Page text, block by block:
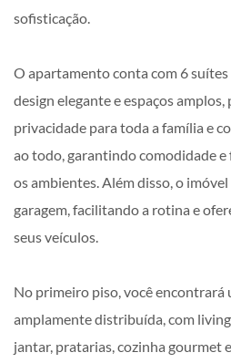
sofisticação.
O apartamento conta com 6
design elegante e espaços
privacidade para toda a família e
ao todo, garantindo comodidade
os ambientes. Além disso, o
garagem, facilitando a rotina e
seus veículos.
No primeiro piso, você encontrará
amplamente distribuída, com
jantar, pratarias, cozinha gourmet